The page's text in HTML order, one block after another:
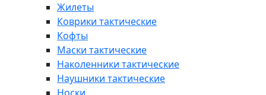
Жилеты
Коврики тактические
Кофты
Маски тактические
Наколенники тактические
Наушники тактические